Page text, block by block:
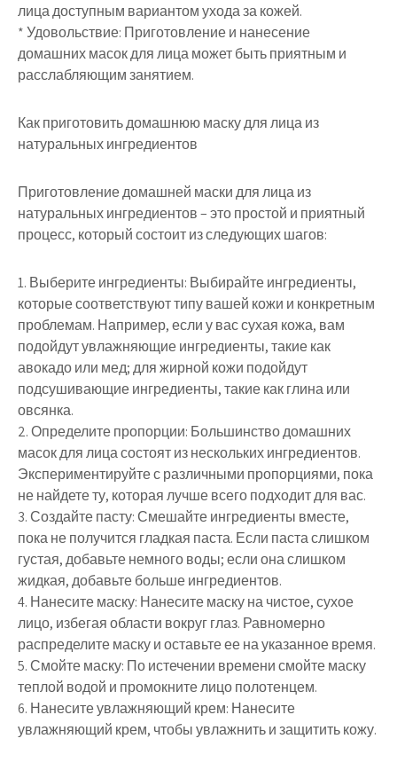
лица доступным вариантом ухода за кожей.
* Удовольствие: Приготовление и нанесение
домашних масок для лица может быть приятным и
расслабляющим занятием.
Как приготовить домашнюю маску для лица из
натуральных ингредиентов
Приготовление домашней маски для лица из
натуральных ингредиентов – это простой и приятный
процесс, который состоит из следующих шагов:
1. Выберите ингредиенты: Выбирайте ингредиенты,
которые соответствуют типу вашей кожи и конкретным
проблемам. Например, если у вас сухая кожа, вам
подойдут увлажняющие ингредиенты, такие как
авокадо или мед; для жирной кожи подойдут
подсушивающие ингредиенты, такие как глина или
овсянка.
2. Определите пропорции: Большинство домашних
масок для лица состоят из нескольких ингредиентов.
Экспериментируйте с различными пропорциями, пока
не найдете ту, которая лучше всего подходит для вас.
3. Создайте пасту: Смешайте ингредиенты вместе,
пока не получится гладкая паста. Если паста слишком
густая, добавьте немного воды; если она слишком
жидкая, добавьте больше ингредиентов.
4. Нанесите маску: Нанесите маску на чистое, сухое
лицо, избегая области вокруг глаз. Равномерно
распределите маску и оставьте ее на указанное время.
5. Смойте маску: По истечении времени смойте маску
теплой водой и промокните лицо полотенцем.
6. Нанесите увлажняющий крем: Нанесите
увлажняющий крем, чтобы увлажнить и защитить кожу.